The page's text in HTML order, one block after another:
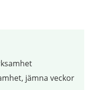
jämna veckor